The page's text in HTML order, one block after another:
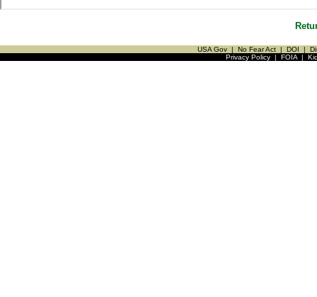
USA Gov | No Fear Act | DOI |
Privacy Policy| FOIA|